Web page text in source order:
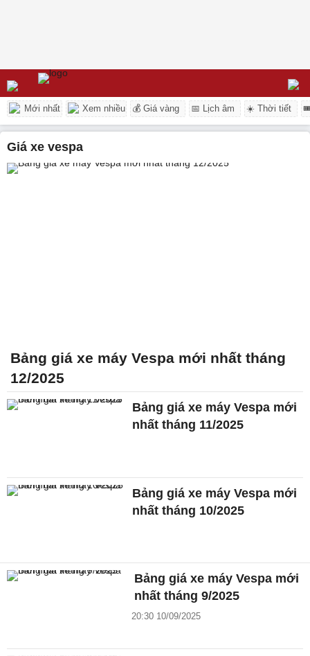
Mới nhất Xem nhiều 💰 Giá vàng 📅 Lịch âm ☀️ Thời tiết
giá xe vespa
Bảng giá xe máy Vespa mới nhất tháng
12/2025
Bảng giá xe máy Vespa mới
nhất tháng 11/2025
Bảng giá xe máy Vespa mới
nhất tháng 10/2025
Bảng giá xe máy Vespa mới
nhất tháng 9/2025
20:30 10/09/2025